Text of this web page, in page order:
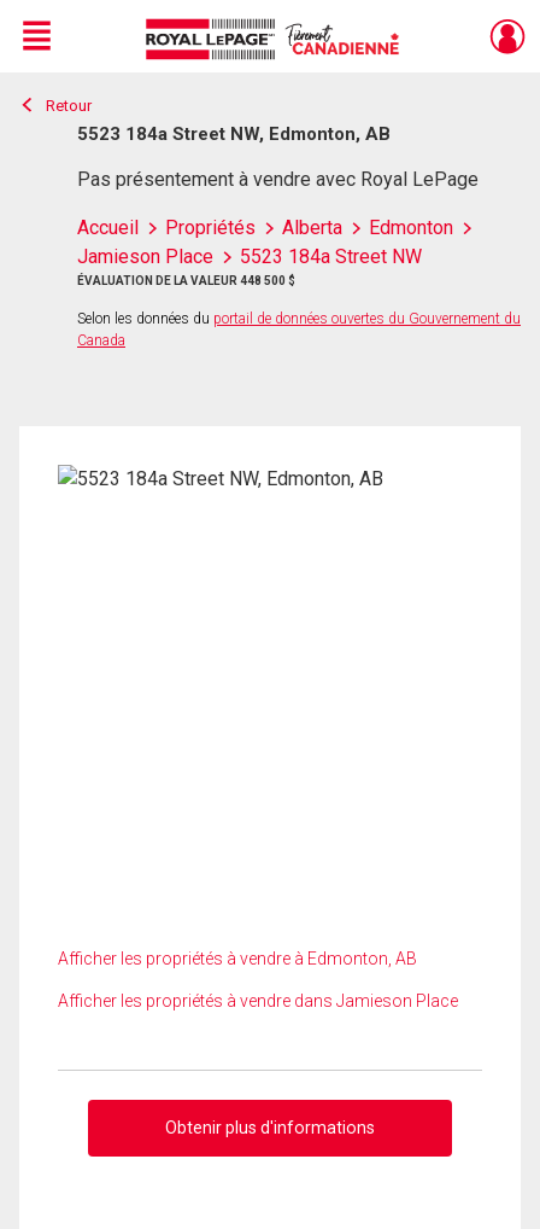
Live
En Direct
Menu
Retour
5523 184a Street NW, Edmonton, AB
Pas présentement à vendre avec Royal LePage
Accueil Propriétés Alberta
Edmonton
Jamieson Place
5523 184a Street NW
ÉVALUATION DE LA VALEUR 448 500 $
Selon les données du portail de données ouvertes du Gouvernement du
Canada
Afficher les propriétés à vendre à Edmonton, AB
Afficher les propriétés à vendre dans Jamieson Place
Obtenir plus d'informations